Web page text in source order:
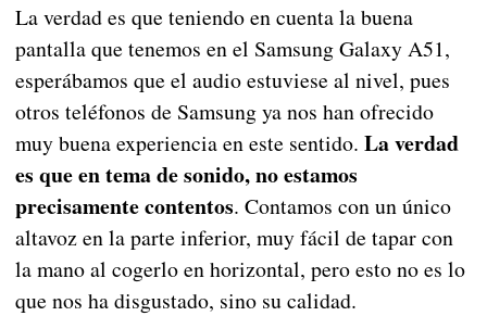
La verdad es que teniendo en cuenta la buena
pantalla que tenemos en el Samsung Galaxy A51,
esperábamos que el audio estuviese al nivel, pues
otros teléfonos de Samsung ya nos han ofrecido
muy buena experiencia en este sentido. La verdad
es que en tema de sonido, no estamos
precisamente contentos. Contamos con un único
altavoz en la parte inferior, muy fácil de tapar con
la mano al cogerlo en horizontal, pero esto no es lo
que nos ha disgustado, sino su calidad.